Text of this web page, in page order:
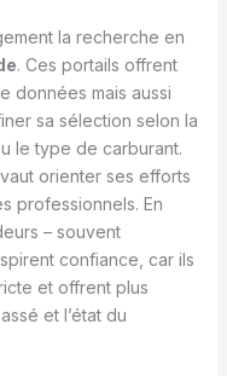
la recherche en
. Ces portails offrent
données mais aussi
sa sélection selon la
le type de carburant.
orienter ses efforts
professionnels. En
– souvent
confiance, car ils
et offrent plus
et l’état du